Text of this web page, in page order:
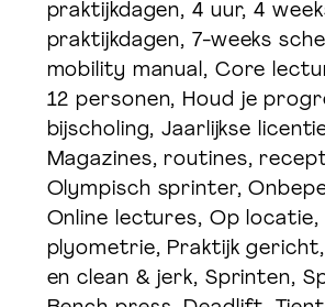
Groepstrainingen & Personal
training
Welift-training.nl
praktijkdagen, 4 uur, 4
praktijkdagen, 7-weeks
mobility manual, Core
12 personen, Houd je
bijscholing, Jaarlijkse
Magazines, routines,
Olympisch sprinter,
Online lectures, Op
plyometrie, Praktijk
en clean & jerk, Sprinten,